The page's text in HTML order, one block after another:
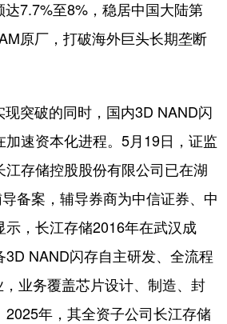
7.7%至8%，稳居中国大陆第
原厂，打破海外巨头长期垄断
突破的同时，国内3D NAND闪
速资本化进程。5月19日，证监
存储控股股份有限公司已在湖
备案，辅导券商为中信证券、中
，长江存储2016年在武汉成
NAND闪存自主研发、全流程
业务覆盖芯片设计、制造、封
年，其全资子公司长江存储